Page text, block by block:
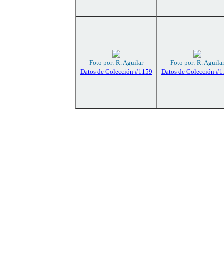
Foto por: R. Aguilar
Datos de Colección #1159
Foto por: R. Aguilar
Datos de Colección